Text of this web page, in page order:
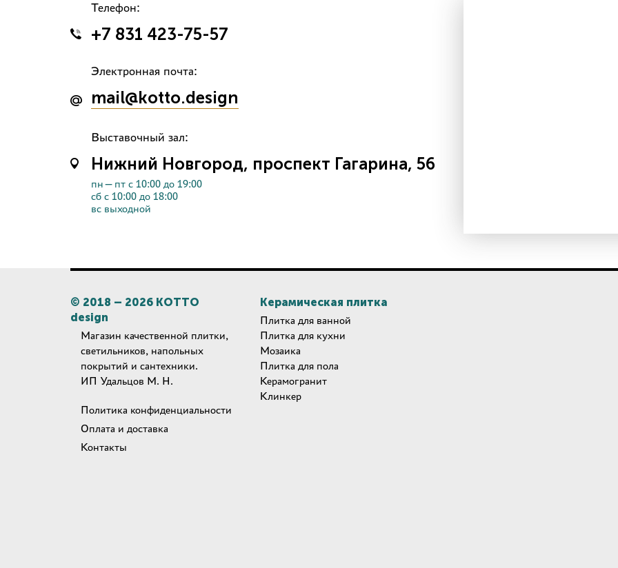
Телефон:
+7 831 423-75-57
Электронная почта:
mail@kotto.design
Выставочный зал:
Нижний Новгород, проспект Гагарина, 56
пн—пт с 10:00 до 19:00
сб с 10:00 до 18:00
вс выходной
© 2018 – 2026 КОТТО
design
Магазин качественной плитки,
светильников, напольных
покрытий и сантехники.
ИП Удальцов М. Н.
Политика конфиденциальности
Оплата и доставка
Контакты
Керамическая плитка
Плитка для ванной
Плитка для кухни
Мозаика
Плитка для пола
Керамогранит
Клинкер